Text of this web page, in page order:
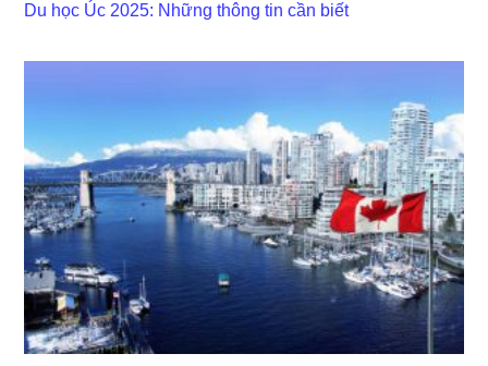
Du học Úc 2025: Những thông tin cần biết